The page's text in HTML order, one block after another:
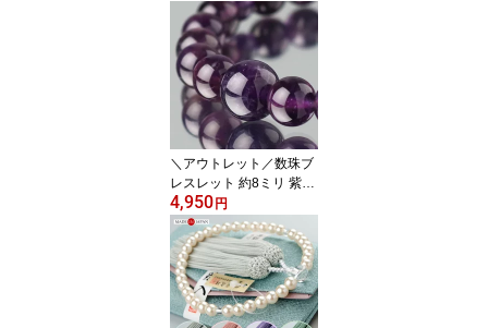
ーストーン 天然石 ブレ
ス ソージュライト 天然
木 メンズ 男性用 女性用
BIM 107080045】【ネコ
ポス便送料220円】
＼アウトレット／数珠ブ
レスレット 約8ミリ 紫水
晶 【腕輪念珠 紫水晶 パ
ワーストーン アメジスト
アメシスト お守り 2月の
誕生石 パープル 女性用
レディース amethyst JB
BIM 2000800303071】
【NKG26A】【ネコポス
4,950 円